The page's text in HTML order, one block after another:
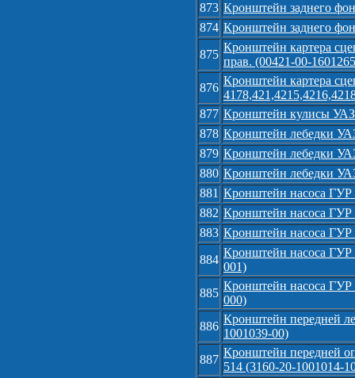
873 Кронштейн заднего
874 Кронштейн заднего
875
Кронштейн картера
прав. (00421-00-
876
Кронштейн картера
877 Кронштейн кулисы УАЗ
878 Кронштейн лебедки
879 Кронштейн лебедки
880 Кронштейн лебедки
881 Кронштейн насоса ГУР
882 Кронштейн насоса ГУР
883 Кронштейн насоса ГУР
884
Кронштейн насоса ГУР
001)
885
Кронштейн насоса ГУР
000)
886
Кронштейн передней
1001039-00)
887
Кронштейн передней
514 (3160-20-1001014-